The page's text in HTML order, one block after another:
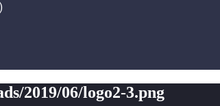
2019/06/logo2-3.png